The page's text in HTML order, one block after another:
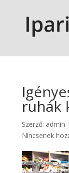
ruhák
Szerző: admin |
Nincsenek